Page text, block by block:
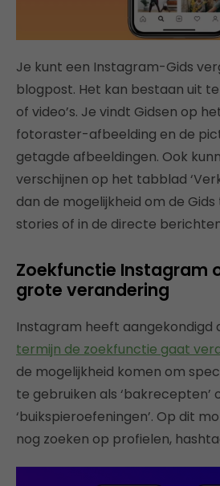
Je kunt een Instagram-Gids
blogpost. Het kan bestaan uit
of video’s. Je vindt Gidsen op
fotoraster-afbeelding en de
getagde afbeeldingen. Ook
verschijnen op het tabblad
dan de mogelijkheid om de
stories of in de directe
Zoekfunctie Instagram
grote verandering
Instagram heeft aangekondigd
termijn de zoekfunctie gaat
de mogelijkheid komen om
te gebruiken als ‘bakrecepten’
‘buikspieroefeningen’. Op dit
nog zoeken op profielen,